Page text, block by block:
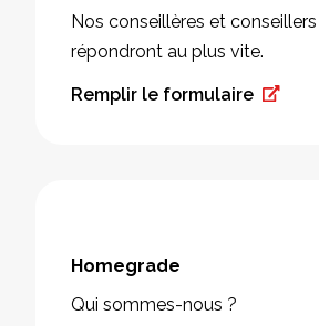
Nos conseillères et
répondront au plus vite.
Remplir le formulaire
Homegrade
Qui sommes-nous ?